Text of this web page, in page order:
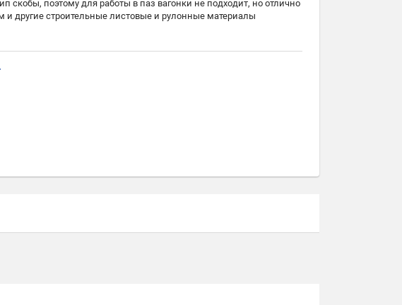
скобы, поэтому для работы в паз вагонки не подходит, но отлично
и другие строительные листовые и рулонные материалы